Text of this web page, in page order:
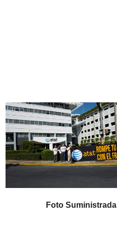
Foto Suministrada